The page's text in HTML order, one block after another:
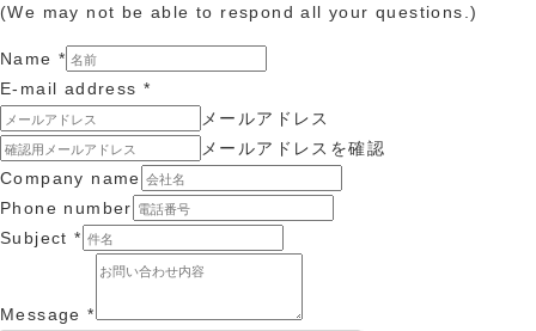
(We may not be able to respond all your questions.)
Name *
E-mail address*
メールアドレス
メールアドレスを確認
Company name
Phone number
Subject*
Message*